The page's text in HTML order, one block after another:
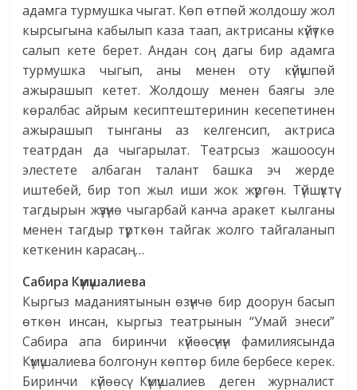
адамга турмушка чыгат. Көп өтпөй жолдошу жол
кырсыгына кабылып каза таап, актрисаны күйүткө
салып кете берет. Андан соң дагы бир адамга
турмушка чыгып, аны менен оту күйүшпөй
ажырашып кетет. Жолдошу менен баягы эле
көралбас айрым кесиптештеринин кесепетинен
ажырашып тынганы аз келгенсип, актриса
театрдан да чыгарылат. Театрсыз жашоосун
элестете албаган талант башка эч жерде
иштебей, бир топ жыл иши жок жүргөн. Түйшүктүү
тагдырын жүзүнө чыгарбай канча аракет кылганы
менен тагдыр түрткөн тайгак жолго тайгаланып
кеткенин карасаң…
Сабира Күмүшалиева
Кыргыз маданиятынын өзүнчө бир доорун басып
өткөн инсан, кыргыз театрынын “Умай энеси”
Сабира апа биринчи күйөөсүнүн фамилиясында
Күмүшалиева болгонун көптөр биле бербесе керек.
Биринчи күйөөсү Күмүшалиев деген журналист